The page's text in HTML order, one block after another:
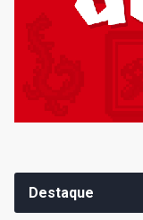
Destaque